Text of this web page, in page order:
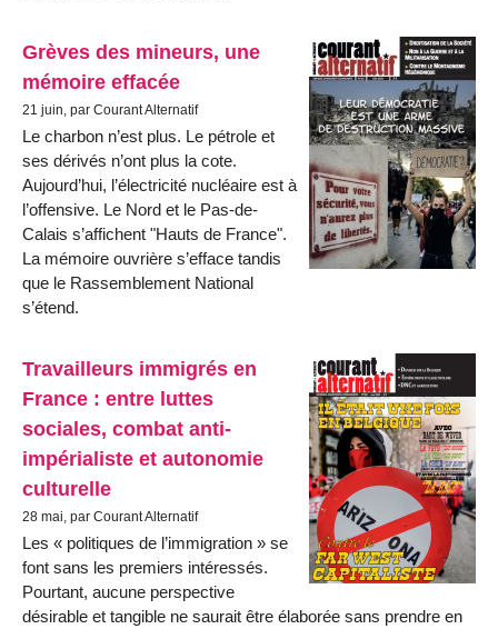
Grèves des mineurs, une
mémoire effacée
21 juin, par Courant Alternatif
Le charbon n’est plus. Le pétrole et
ses dérivés n’ont plus la cote.
Aujourd’hui, l’électricité nucléaire est à
l’offensive. Le Nord et le Pas-de-
Calais s’affichent "Hauts de France".
La mémoire ouvrière s’efface tandis
que le Rassemblement National
s’étend.
Travailleurs immigrés en
France : entre luttes
sociales, combat anti-
impérialiste et autonomie
culturelle
28 mai, par Courant Alternatif
Les « politiques de l’immigration » se
font sans les premiers intéressés.
Pourtant, aucune perspective
désirable et tangible ne saurait être élaborée sans prendre en